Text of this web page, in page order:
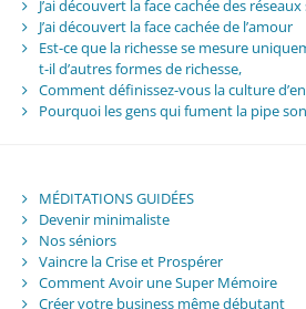
J’ai découvert la face cachée des
J’ai découvert la face cachée de l’amour
Est-ce que la richesse se mesure
t-il d’autres formes de richesse,
Comment définissez-vous la culture
Pourquoi les gens qui fument la pipe
MÉDITATIONS GUIDÉES
Devenir minimaliste
Nos séniors
Vaincre la Crise et Prospérer
Comment Avoir une Super Mémoire
Créer votre business même débutant